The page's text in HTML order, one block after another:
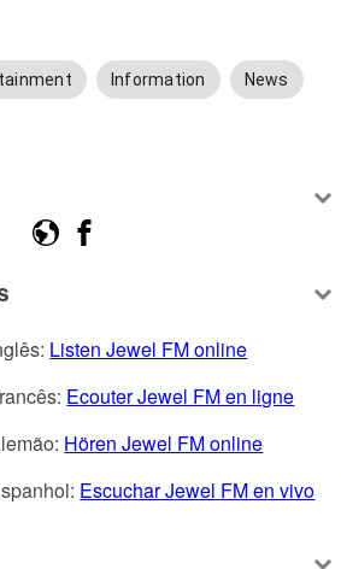
Information News
Listen Jewel FM online
Ecouter Jewel FM en ligne
Hören Jewel FM online
Escuchar Jewel FM en vivo